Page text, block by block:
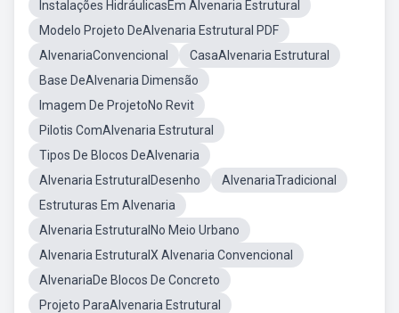
Instalações HidráulicasEm Alvenaria Estrutural
Modelo Projeto DeAlvenaria Estrutural PDF
AlvenariaConvencional
CasaAlvenaria Estrutural
Base DeAlvenaria Dimensão
Imagem De ProjetoNo Revit
Pilotis ComAlvenaria Estrutural
Tipos De Blocos DeAlvenaria
Alvenaria EstruturalDesenho
AlvenariaTradicional
Estruturas Em Alvenaria
Alvenaria EstruturalNo Meio Urbano
Alvenaria EstruturalX Alvenaria Convencional
AlvenariaDe Blocos De Concreto
Projeto ParaAlvenaria Estrutural